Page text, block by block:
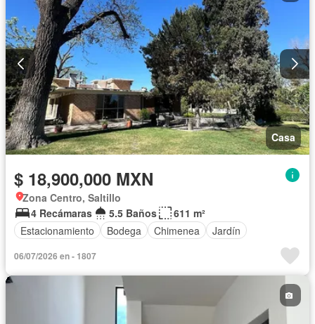
Casa
$ 18,900,000 MXN
Zona Centro, Saltillo
4 Recámaras
5.5 Baños
611 m²
Estacionamiento
Bodega Chimenea Jardín
06/07/2026 en - 1807